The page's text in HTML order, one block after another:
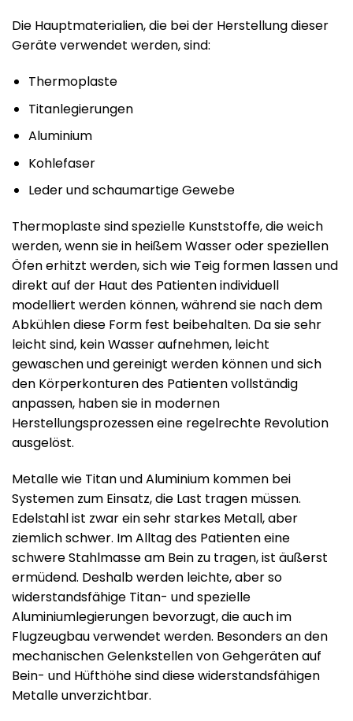
Die Hauptmaterialien, die bei der Herstellung dieser
Geräte verwendet werden, sind:
Thermoplaste
Titanlegierungen
Aluminium
Kohlefaser
Leder und schaumartige Gewebe
Thermoplaste sind spezielle Kunststoffe, die weich
werden, wenn sie in heißem Wasser oder speziellen
Öfen erhitzt werden, sich wie Teig formen lassen und
direkt auf der Haut des Patienten individuell
modelliert werden können, während sie nach dem
Abkühlen diese Form fest beibehalten. Da sie sehr
leicht sind, kein Wasser aufnehmen, leicht
gewaschen und gereinigt werden können und sich
den Körperkonturen des Patienten vollständig
anpassen, haben sie in modernen
Herstellungsprozessen eine regelrechte Revolution
ausgelöst.
Metalle wie Titan und Aluminium kommen bei
Systemen zum Einsatz, die Last tragen müssen.
Edelstahl ist zwar ein sehr starkes Metall, aber
ziemlich schwer. Im Alltag des Patienten eine
schwere Stahlmasse am Bein zu tragen, ist äußerst
ermüdend. Deshalb werden leichte, aber so
widerstandsfähige Titan- und spezielle
Aluminiumlegierungen bevorzugt, die auch im
Flugzeugbau verwendet werden. Besonders an den
mechanischen Gelenkstellen von Gehgeräten auf
Bein- und Hüfthöhe sind diese widerstandsfähigen
Metalle unverzichtbar.